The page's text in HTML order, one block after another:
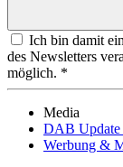
Ich bin damit
des Newsletters
möglich. *
Media
DAB Update
Werbung &